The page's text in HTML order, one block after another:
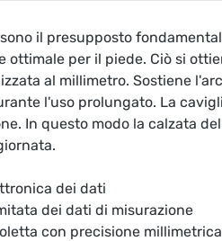
il presupposto
ottimale per il piede. Ciò si
al millimetro. Sostiene
l'uso prolungato. La
In questo modo la calzata
dei dati
dei dati di misurazione
con precisione millimetrica